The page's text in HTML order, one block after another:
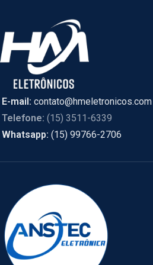
E-mail: contato@hmeletronicos.com
Telefone: (15) 3511-6339
Whatsapp: (15) 99766-2706